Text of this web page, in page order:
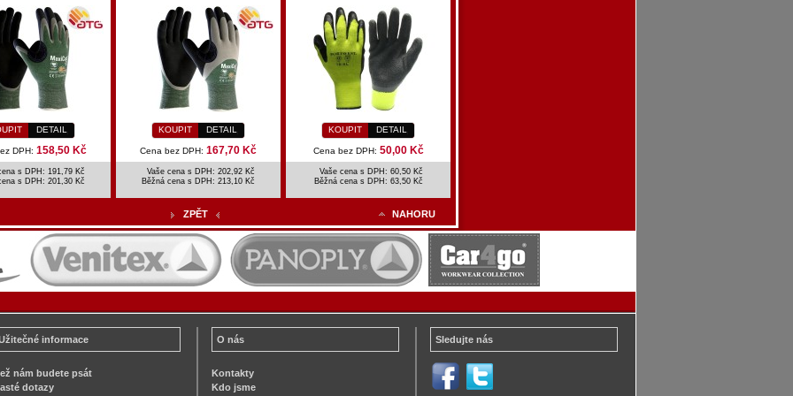
DETAIL
DPH: 158,50 Kč
s DPH: 191,79 Kč
s DPH: 201,30 Kč
KOUPIT DETAIL
Cena bez DPH: 167,70 Kč
Vaše cena s DPH: 202,92 Kč
Běžná cena s DPH: 213,10 Kč
KOUPIT DETAIL
Cena bez DPH: 50,00 Kč
Vaše cena s DPH: 60,50 Kč
Běžná cena s DPH: 63,50 Kč
ZPĚT NAHORU
informace
nám budete psát
dotazy
O nás
Kontakty
Kdo jsme
Sledujte nás